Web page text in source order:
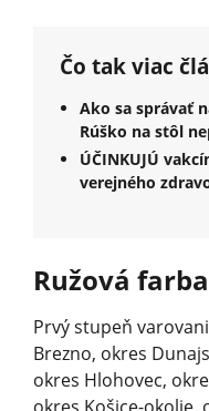
Čo tak viac
Ako sa správať
Rúško na stôl
ÚČINKUJÚ
verejného
Ružová farba
Prvý stupeň
Brezno, okres
okres Hlohovec,